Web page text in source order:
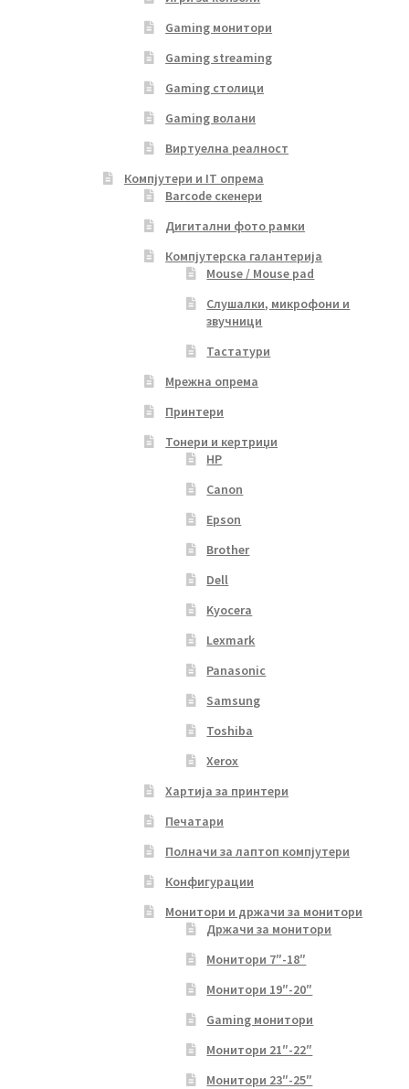
Gaming монитори
Gaming streaming
Gaming столици
Gaming волани
Виртуелна реалност
Компјутери и IT опрема
Barcode скенери
Дигитални фото рамки
Компјутерска галантерија
Mouse / Mouse pad
Слушалки, микрофони и
звучници
Тастатури
Мрежна опрема
Принтери
Тонери и кертриџи
HP
Canon
Epson
Brother
Dell
Kyocera
Lexmark
Panasonic
Samsung
Toshiba
Xerox
Хартија за принтери
Печатари
Полначи за лаптоп компјутери
Конфигурации
Монитори и држачи за монитори
Држачи за монитори
Монитори 7″-18″
Монитори 19″-20″
Gaming монитори
Монитори 21″-22″
Монитори 23″-25″